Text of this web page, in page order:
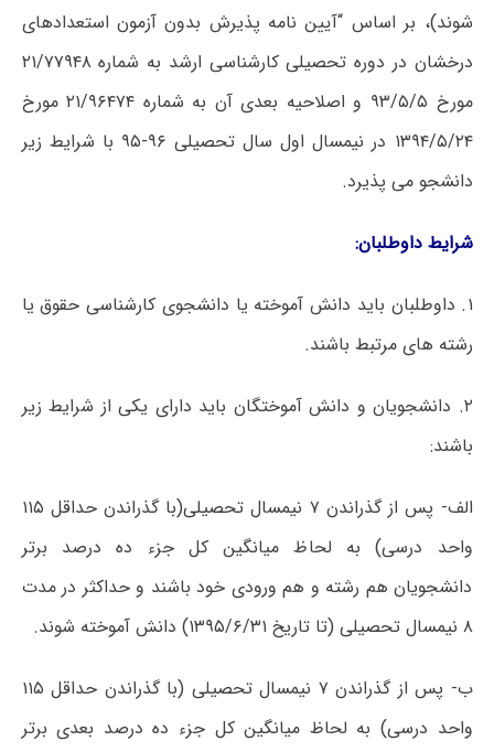
شوند)، بر اساس “آیین نامه پذیرش بدون آزمون استعدادهای
درخشان در دوره تحصیلی کارشناسی ارشد به شماره ۲۱/۷۷۹۴۸
مورخ ۹۳/۵/۵ و اصلاحیه بعدی آن به شماره ۲۱/۹۶۴۷۴ مورخ
۱۳۹۴/۵/۲۴ در نیمسال اول سال تحصیلی ۹۶-۹۵ با شرایط زیر
دانشجو می پذیرد.
شرایط داوطلبان:
۱. داوطلبان باید دانش آموخته یا دانشجوی کارشناسی حقوق یا
رشته های مرتبط باشند.
۲. دانشجویان و دانش آموختگان باید دارای یکی از شرایط زیر
باشند:
الف- پس از گذراندن ۷ نیمسال تحصیلی(با گذراندن حداقل ۱۱۵
واحد درسی) به لحاظ میانگین کل جزء ده درصد برتر
دانشجویان هم رشته و هم ورودی خود باشند و حداکثر در مدت
۸ نیمسال تحصیلی (تا تاریخ ۱۳۹۵/۶/۳۱) دانش آموخته شوند.
ب- پس از گذراندن ۷ نیمسال تحصیلی (با گذراندن حداقل ۱۱۵
واحد درسی) به لحاظ میانگین کل جزء ده درصد بعدی برتر